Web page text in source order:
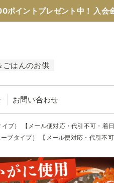
ポイントプレゼント中！ 入会
ごはんのお供
お問い合わせ
プ） 【メール便対応・代引不可・着日
ブタイプ） 【メール便対応・代引不可